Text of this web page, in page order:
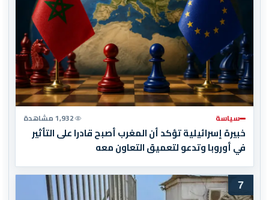
سياسة 1,932 مشاهدة
خبيرة إسرائيلية تؤكد أن المغرب أصبح قادرا على التأثير
في أوروبا وتدعو لتعميق التعاون معه
7